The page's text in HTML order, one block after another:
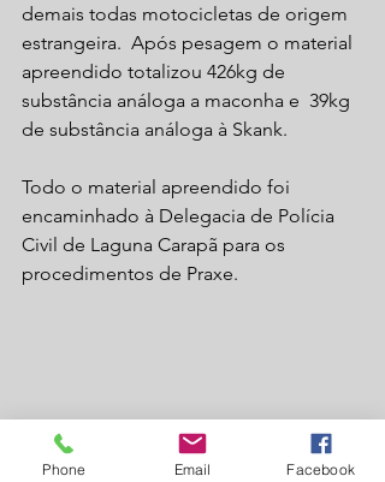
demais todas motocicletas de origem
estrangeira.  Após pesagem o material
apreendido totalizou 426kg de
substância análoga a maconha e  39kg
de substância análoga à Skank.
Todo o material apreendido foi
encaminhado à Delegacia de Polícia
Civil de Laguna Carapã para os
procedimentos de Praxe.
Phone Email Facebook